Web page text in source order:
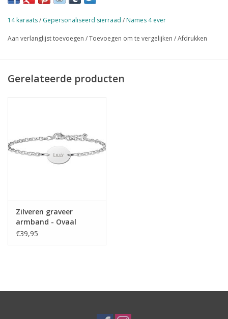
De dikte van het plaatje is0,7 mm
Deze armband is gemaakt van14 karaats goud, maar is ook
Elke bestelling wordt standaard door ons verzonden in
14 karaats/ Gepersonaliseerd sierraad / Names 4 ever
Aan verlanglijst toevoegen /Toevoegen om te vergelijken /Afdrukken
Gerelateerde producten
Zilveren graveer
armband - Ovaal
€39,95